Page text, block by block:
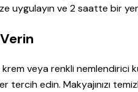
uygulayın ve 2 saatte bir
krem veya renkli
tercih edin. Makyajınızı